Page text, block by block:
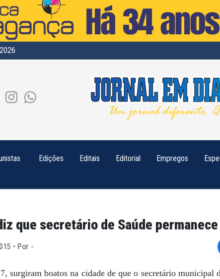
Edições Editais Editorial Empregos
que secretário de Saúde
• Por -
surgiram boatos na cidade de que o secretário municipal